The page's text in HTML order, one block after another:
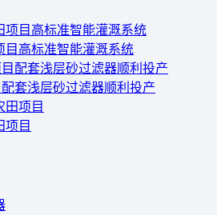
目高标准智能灌溉系统
套浅层砂过滤器顺利投产
项目